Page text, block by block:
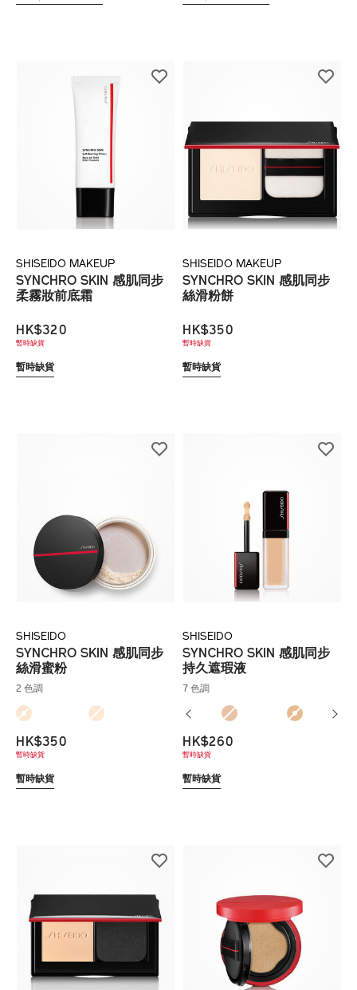
SHISEIDO MAKEUP
SYNCHRO SKIN 感肌同步
柔霧妝前底霜
HK$320
暫時缺貨
暫時缺貨
SHISEIDO MAKEUP
SYNCHRO SKIN 感肌同步
絲滑粉餅
HK$350
暫時缺貨
暫時缺貨
SHISEIDO
SYNCHRO SKIN 感肌同步
絲滑蜜粉
2 色調
HK$350
暫時缺貨
暫時缺貨
SHISEIDO
SYNCHRO SKIN 感肌同步
持久遮瑕液
7 色調
HK$260
暫時缺貨
暫時缺貨